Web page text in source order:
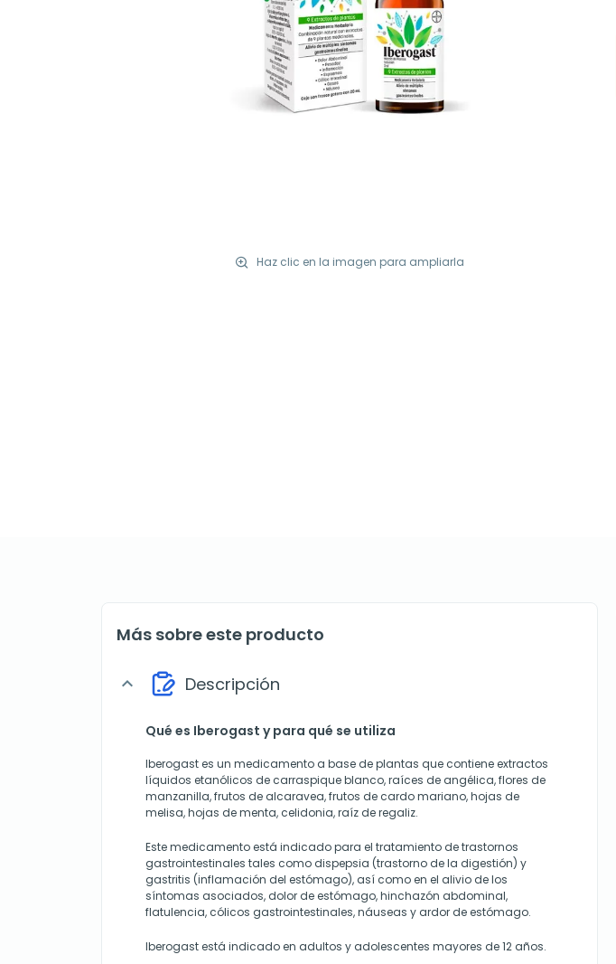
Haz clic en la imagen para ampliarla
Más sobre este producto
expand_more Descripción
Qué es Iberogast y para qué se utiliza
Iberogast es un medicamento a base de plantas que contiene extractos
líquidos etanólicos de carraspique blanco, raíces de angélica, flores de
manzanilla, frutos de alcaravea, frutos de cardo mariano, hojas de
melisa, hojas de menta, celidonia, raíz de regaliz.
Este medicamento está indicado para el tratamiento de trastornos
gastrointestinales tales como dispepsia (trastorno de la digestión) y
gastritis (inflamación del estómago), así como en el alivio de los
síntomas asociados, dolor de estómago, hinchazón abdominal,
flatulencia, cólicos gastrointestinales, náuseas y ardor de estómago.
Iberogast está indicado en adultos y adolescentes mayores de 12 años.